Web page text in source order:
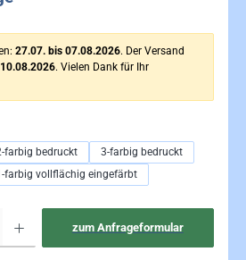
27.07. bis 07.08.2026. Der Versand
10.08.2026. Vielen Dank für Ihr
farbig bedruckt
3-farbig bedruckt
farbig vollflächig eingefärbt
zum Anfrageformular